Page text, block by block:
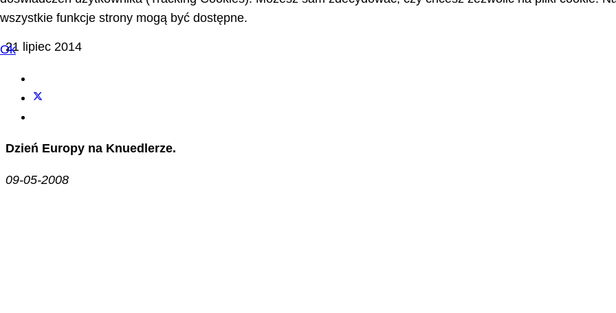
21 lipiec 2014
Dzień Europy na Knuedlerze.
09-05-2008
wszystkie funkcje strony mogą być dostępne.
Ok